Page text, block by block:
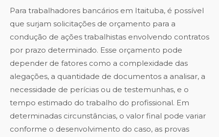
Para trabalhadores bancários em Itaituba, é possível
que surjam solicitações de orçamento para a
condução de ações trabalhistas envolvendo contratos
por prazo determinado. Esse orçamento pode
depender de fatores como a complexidade das
alegações, a quantidade de documentos a analisar, a
necessidade de perícias ou de testemunhas, e o
tempo estimado do trabalho do profissional. Em
determinadas circunstâncias, o valor final pode variar
conforme o desenvolvimento do caso, as provas